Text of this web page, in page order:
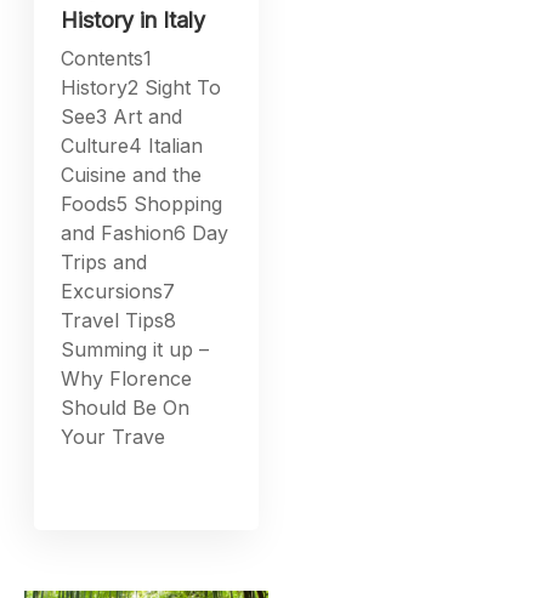
History in Italy
Contents1
History2 Sight To
See3 Art and
Culture4 Italian
Cuisine and the
Foods5 Shopping
and Fashion6 Day
Trips and
Excursions7
Travel Tips8
Summing it up –
Why Florence
Should Be On
Your Trave